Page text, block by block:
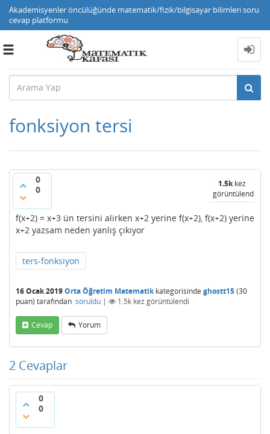
Akademisyenler öncülüğünde matematik/fizik/bilgisayar bilimleri soru
cevap platformu
Toggle
fonksiyon tersi
0
0
1.5kkez
görüntülendi
f(x+2) = x+3 ün tersini alirken x+2 yerine f(x+2), f(x+2) yerine
x+2 yazsam neden yanlış çıkıyor
ters-fonksiyon
16 Ocak 2019Orta Öğretim Matematikkategorisinde ghostt15(30
puan) tarafından soruldu | 1.5k kez görüntülendi
Cevap Yorum
2 Cevaplar
0
0